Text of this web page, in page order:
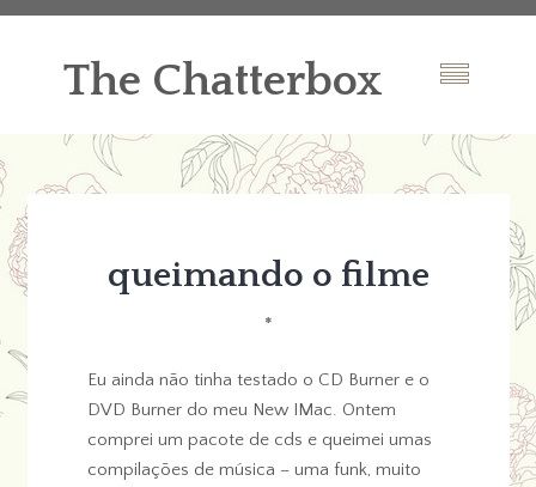
The Chatterbox
queimando o filme
*
Eu ainda não tinha testado o CD Burner e o
DVD Burner do meu New IMac. Ontem
comprei um pacote de cds e queimei umas
compilações de música – uma funk, muito